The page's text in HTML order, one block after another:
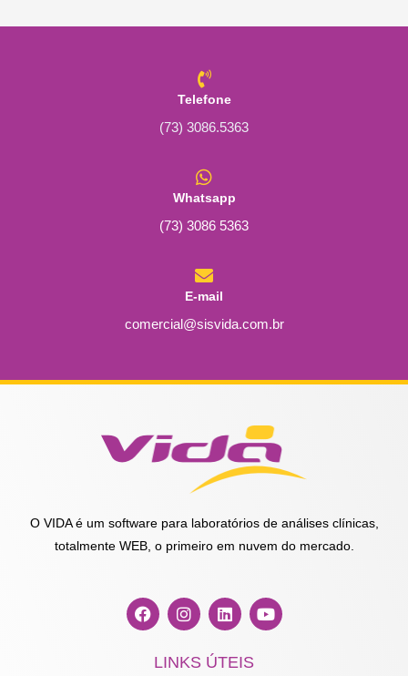
Telefone
(73) 3086.5363
Whatsapp
(73) 3086 5363
E-mail
comercial@sisvida.com.br
O VIDA é um software para laboratórios de análises clínicas,
totalmente WEB, o primeiro em nuvem do mercado.
F
a
I
n
t
a
L
i
k
e
Y
o
LINKS ÚTEIS